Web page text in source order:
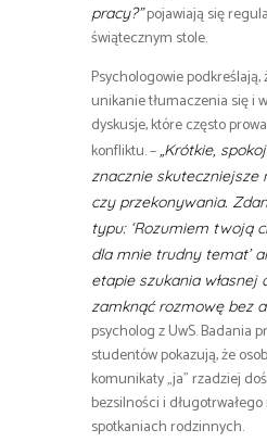
pracy?”pojawiają się
świątecznym stole.
Psychologowie
unikanie tłumaczenia się i
dyskusje, które często
konfliktu. –„Krótkie,
znacznie skuteczniejsze
czy przekonywania.
typu: ‘Rozumiem twoją
dla mnie trudny temat’
etapie szukania własnej
zamknąć rozmowę bez
psycholog z UwS. Badania
studentów pokazują, że
komunikaty „ja” rzadziej
bezsilności i
spotkaniach rodzinnych.